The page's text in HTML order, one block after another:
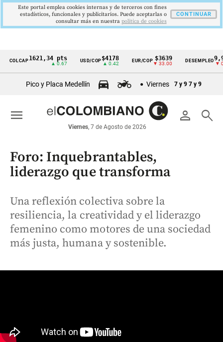
Cintillo
económicos
Colombia
1621,34 pts
▲ 0.67
USD/COP$4178
▲ 0.42
EUR/COP $3639
▼ 33.00
DESEMPLEO9,9 %
▼ 0.30
Pico y Placa Medellín Viernes 7 y 9 7 y 9
person search
Viernes, 7 de Agosto de 2026
menu
Foro: Inquebrantables,
liderazgo que transforma
Una reflexión colectiva sobre la
resiliencia, la creatividad y el liderazgo
femenino como motores de una sociedad
más justa, humana y sostenible.
Este portal emplea cookies internas y de terceros con fines
estadísticos, funcionales y publicitarios. Puede aceptarlas o
consultar más en nuestra politica de cookies
CONTINUAR